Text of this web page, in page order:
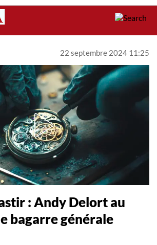
22 septembre 2024 11:25
: Andy Delort au
bagarre générale